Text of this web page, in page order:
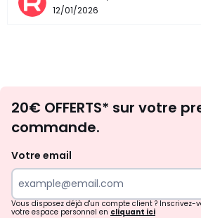
12/01/2026
20€ OFFERTS* sur votre
commande.
Votre email
Vous disposez déjà d'un compte client ? Inscrivez-
votre espace personnel en cliquant ici